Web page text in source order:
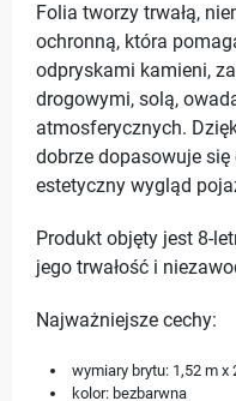
Folia tworzy trwałą,
ochronną, która
odpryskami kamieni,
drogowymi, solą,
atmosferycznych.
dobrze dopasowuje
estetyczny wygląd
Produkt objęty jest 8-
jego trwałość i
Najważniejsze cechy:
wymiary brytu: 1,52 m x
kolor: bezbarwna